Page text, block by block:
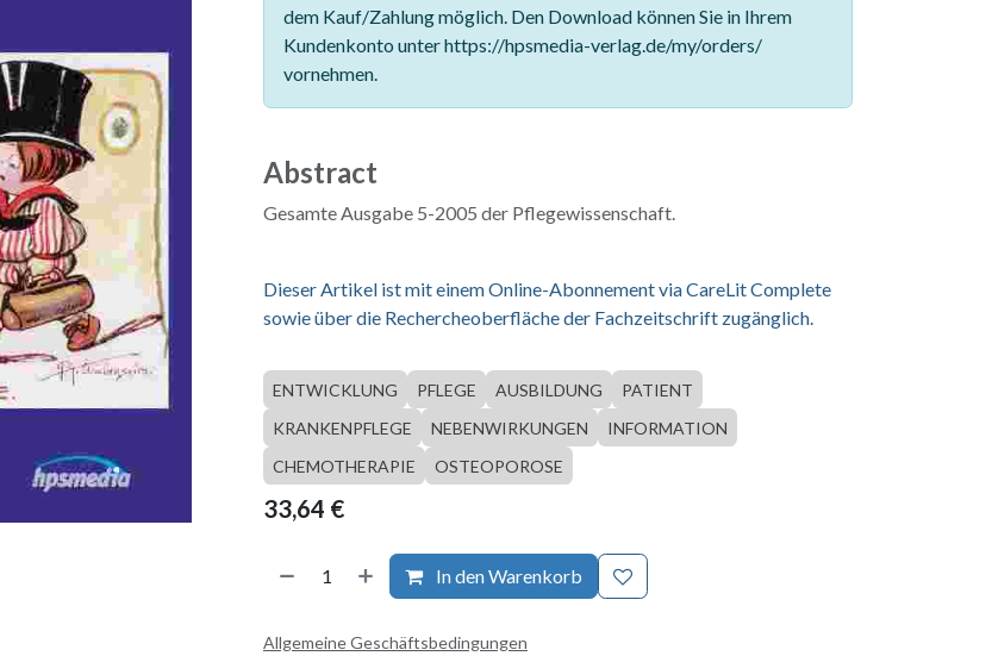
dem Kauf/Zahlung möglich. Den Download können Sie in Ihrem
Kundenkonto unter https://hpsmedia-verlag.de/my/orders/
vornehmen.
Abstract
Gesamte Ausgabe 5-2005 der Pflegewissenschaft.
Dieser Artikel ist mit einem Online-Abonnement via CareLit Complete
sowie über die Rechercheoberfläche der Fachzeitschrift zugänglich.
ENTWICKLUNG PFLEGE AUSBILDUNG
PATIENT
KRANKENPFLEGE
NEBENWIRKUNGEN
INFORMATION
CHEMOTHERAPIE
OSTEOPOROSE
33,64 €
In den Warenkorb
Allgemeine Geschäftsbedingungen